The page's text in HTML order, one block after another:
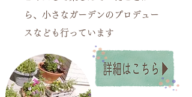
ら、小さなガーデンのプロデュー
スなども行っています